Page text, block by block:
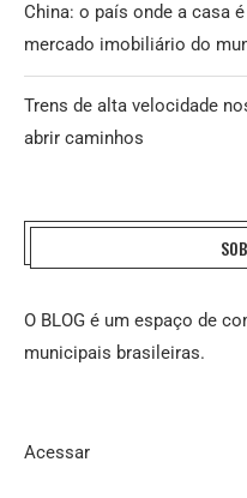
China: o país onde a casa
mercado imobiliário do
Trens de alta velocidade
abrir caminhos
O BLOG é um espaço de
municipais brasileiras.
Acessar